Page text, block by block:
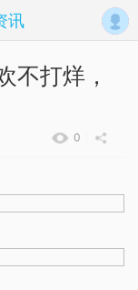
讯
不打烊，
0